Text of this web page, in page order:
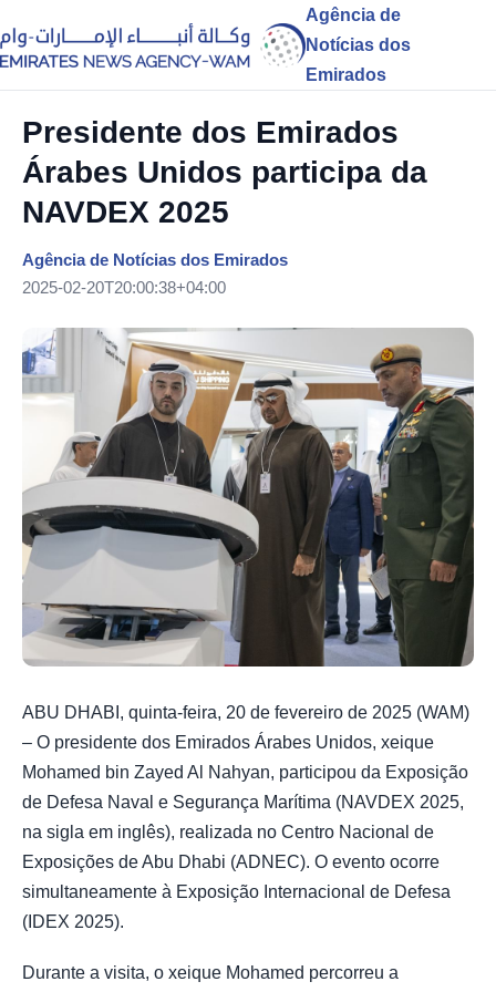
Agência de
Notícias dos
Emirados
Presidente dos Emirados
Árabes Unidos participa da
NAVDEX 2025
Agência de Notícias dos Emirados
2025-02-20T20:00:38+04:00
ABU DHABI, quinta-feira, 20 de fevereiro de 2025 (WAM)
– O presidente dos Emirados Árabes Unidos, xeique
Mohamed bin Zayed Al Nahyan, participou da Exposição
de Defesa Naval e Segurança Marítima (NAVDEX 2025,
na sigla em inglês), realizada no Centro Nacional de
Exposições de Abu Dhabi (ADNEC). O evento ocorre
simultaneamente à Exposição Internacional de Defesa
(IDEX 2025).
Durante a visita, o xeique Mohamed percorreu a